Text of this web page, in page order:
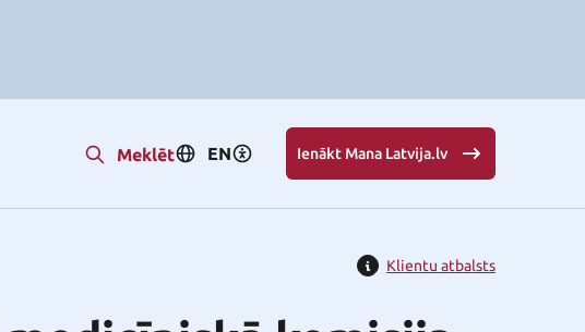
Meklēt EN Ienākt Mana Latvija.lv
Klientu atbalsts